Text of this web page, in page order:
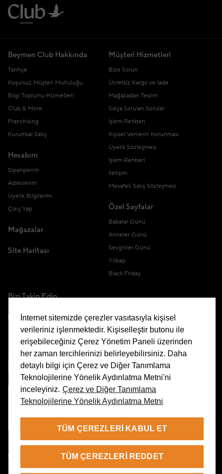
Beymen Club Hakkında
Tarihçe
Koşulsuz Müşteri Mutluluğu
Bilgi Toplumu Hizmetleri
Club & More
Franchising
Kurumsal Satış
Hesabım
Siparişlerim
Adreslerim
Üyelik Bilgilerim
Çıkış Yap
Mağazalar
Site Haritası
Müşteri Hizmetleri
Bize Sorun
Ücretsiz Kargo ve İade
Mağazadan Teslim
Sıkça Sorulan Sorular
İşlem Rehberi
Kişisel Verilerin Korunması
Üyelik Sözleşmesi
İşlem Rehberi
İletişim
Mesafeli Satış Sözleşmesi
Özel Sayfalar
Babalar Günü
Anneler Günü
Sevgililer Günü
Yılbaşı
Black Friday
Bizi Takip Edin
Uygulamamızı İndirin
İnternet sitemizde çerezler vasıtasıyla kişisel
verileriniz işlenmektedir. Kişiselleştir butonu ile
erişebileceğiniz Çerez Yönetim Paneli üzerinden
her zaman tercihlerinizi belirleyebilirsiniz. Daha
detaylı bilgi için Çerez ve Diğer Tanımlama
Teknolojilerine Yönelik Aydınlatma Metni'ni
inceleyiniz. Çerez ve Diğer Tanımlama
Teknolojilerine Yönelik Aydınlatma Metni
TÜM ÇEREZLERI KABUL ET
TÜM ÇEREZLERI REDDET